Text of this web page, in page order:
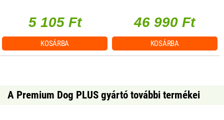
5 105 Ft
KOSÁRBA
46 990 Ft
KOSÁRBA
A Premium Dog PLUS gyártó további termékei